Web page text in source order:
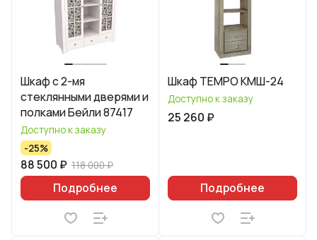
Шкаф с 2-мя
стеклянными дверями и
полками Бейли 87417
Доступно к заказу
-25%
88 500 ₽ 118 000 ₽
Подробнее
Шкаф TEMPO КМШ-24
Доступно к заказу
25 260 ₽
Подробнее